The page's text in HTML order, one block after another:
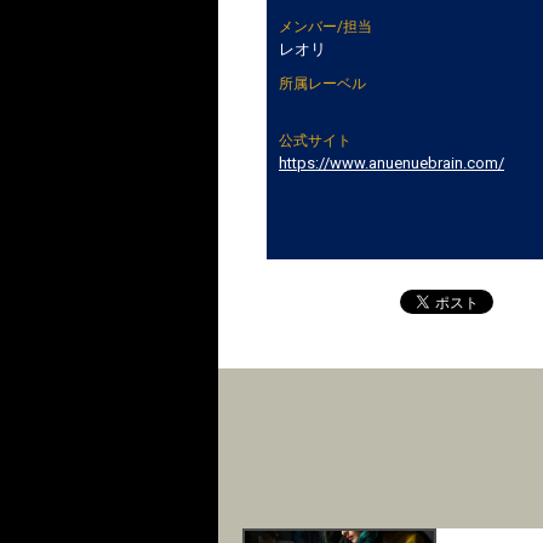
メンバー/担当
レオリ
所属レーベル
公式サイト
https://www.anuenuebrain.com/